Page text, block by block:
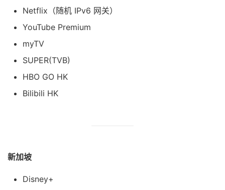
Netflix（随机 IPv6 网关）
YouTube Premium
myTV
SUPER(TVB)
HBO GO HK
Bilibili HK
新加坡
Disney+